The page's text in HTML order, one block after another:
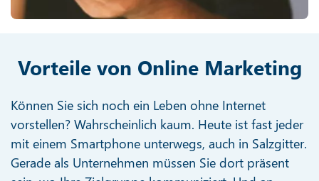
Vorteile von Online Marketing
Können Sie sich noch ein Leben ohne Internet
vorstellen? Wahrscheinlich kaum. Heute ist fast jeder
mit einem Smartphone unterwegs, auch in Salzgitter.
Gerade als Unternehmen müssen Sie dort präsent